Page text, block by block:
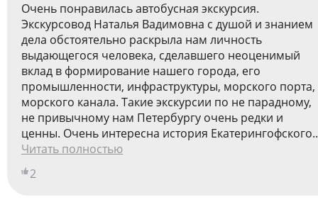
Очень понравилась автобусная экскурсия.
Экскурсовод Наталья Вадимовна с душой и знанием
дела обстоятельно раскрыла нам личность
выдающегося человека, сделавшего неоценимый
вклад в формирование нашего города, его
промышленности, инфраструктуры, морского порта,
морского канала. Такие экскурсии по не парадному,
не привычному нам Петербургу очень редки и
ценны. Очень интересна история
Читать полностью
2